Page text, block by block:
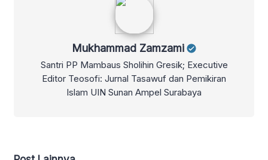
Mukhammad Zamzami
Santri PP Mambaus Sholihin Gresik; Executive
Editor Teosofi: Jurnal Tasawuf dan Pemikiran
Islam UIN Sunan Ampel Surabaya